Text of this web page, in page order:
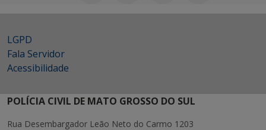
LGPD
Fala Servidor
Acessibilidade
POLÍCIA CIVIL DE MATO GROSSO DO SUL
Rua Desembargador Leão Neto do Carmo 1203